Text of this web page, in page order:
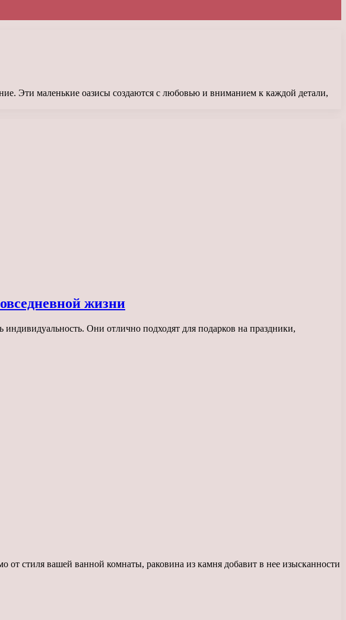
Эти маленькие оазисы создаются с любовью и вниманием к каждой детали,
жизни
Они отлично подходят для подарков на праздники,
стиля вашей ванной комнаты, раковина из камня добавит в нее изысканности